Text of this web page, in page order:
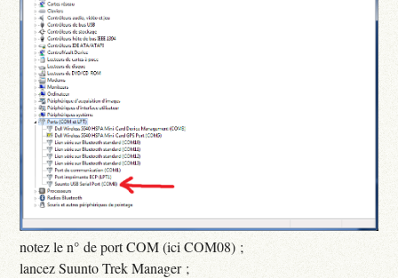
notez le n° de port COM (ici COM08) ;
lancez Suunto Trek Manager ;